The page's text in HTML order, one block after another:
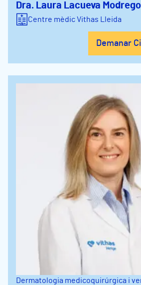
Dra. Laura Lacueva Modrego
Centre mèdic Vithas Lleida
Demanar
Dermatologia medicoquirúrgica i